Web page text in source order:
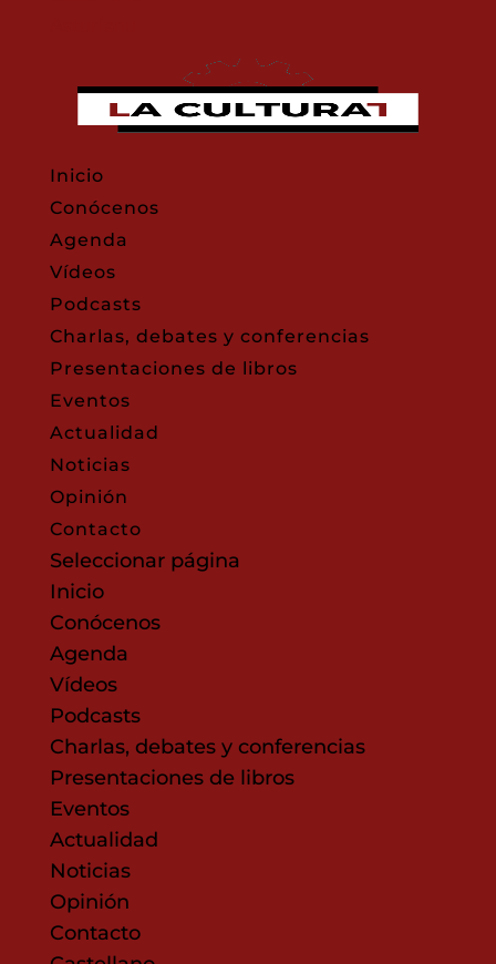
Inicio
Conócenos
Agenda
Vídeos
Podcasts
Charlas, debates y conferencias
Presentaciones de libros
Eventos
Actualidad
Noticias
Opinión
Contacto
Seleccionar página
Inicio
Conócenos
Agenda
Vídeos
Podcasts
Charlas, debates y conferencias
Presentaciones de libros
Eventos
Actualidad
Noticias
Opinión
Contacto